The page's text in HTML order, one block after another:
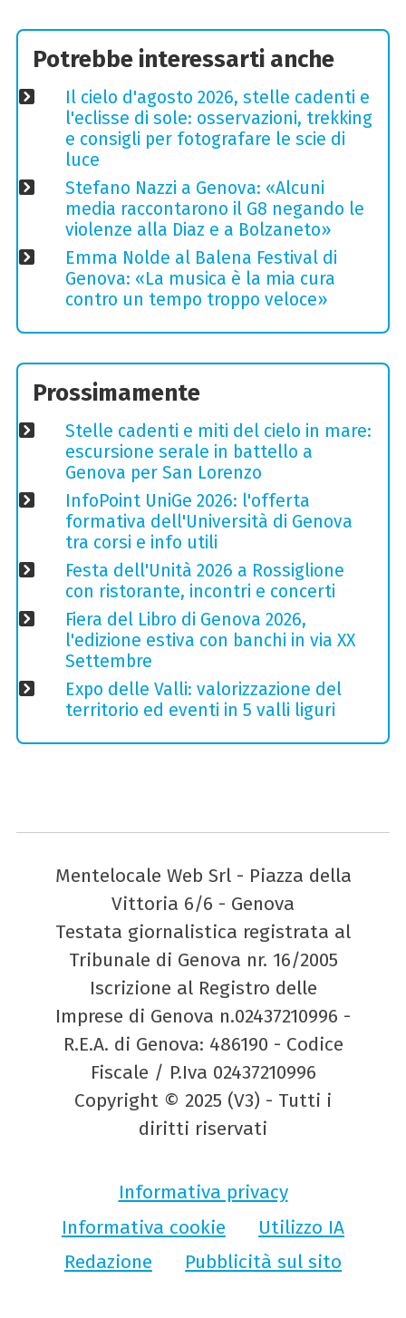
Potrebbe interessarti anche
Il cielo d'agosto 2026, stelle cadenti e
l'eclisse di sole: osservazioni, trekking
e consigli per fotografare le scie di
luce
Stefano Nazzi a Genova: «Alcuni
media raccontarono il G8 negando le
violenze alla Diaz e a Bolzaneto»
Emma Nolde al Balena Festival di
Genova: «La musica è la mia cura
contro un tempo troppo veloce»
Prossimamente
Stelle cadenti e miti del cielo in mare:
escursione serale in battello a
Genova per San Lorenzo
InfoPoint UniGe 2026: l'offerta
formativa dell'Università di Genova
tra corsi e info utili
Festa dell'Unità 2026 a Rossiglione
con ristorante, incontri e concerti
Fiera del Libro di Genova 2026,
l'edizione estiva con banchi in via XX
Settembre
Expo delle Valli: valorizzazione del
territorio ed eventi in 5 valli liguri
Mentelocale Web Srl - Piazza della
Vittoria 6/6 - Genova
Testata giornalistica registrata al
Tribunale di Genova nr. 16/2005
Iscrizione al Registro delle
Imprese di Genova n.02437210996 -
R.E.A. di Genova: 486190 - Codice
Fiscale / P.Iva 02437210996
Copyright © 2025 (V3) - Tutti i
diritti riservati
Informativa privacy
Informativa cookie
Utilizzo IA
Redazione
Pubblicità sul sito